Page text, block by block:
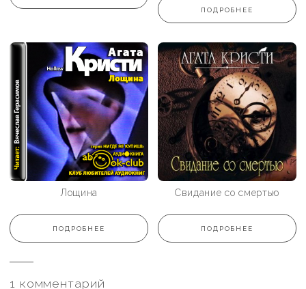
ПОДРОБНЕЕ
Лощина
ПОДРОБНЕЕ
Свидание со смертью
ПОДРОБНЕЕ
1 комментарий